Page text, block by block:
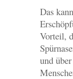
Das
Vorteil,
und